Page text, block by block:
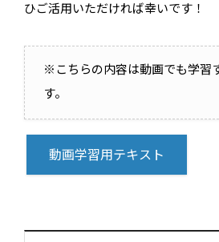
ひご活用いただければ幸いです！
※こちらの内容は動画でも学習
す。
動画学習用テキスト